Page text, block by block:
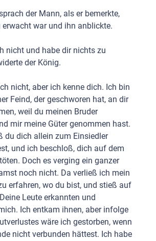
der Mann, als er bemerkte,
war und ihn anblickte.
nicht und habe dir nichts zu
der König.
nicht, aber ich kenne dich. Ich bin
Feind, der geschworen hat, an dir
weil du meinen Bruder
mir meine Güter genommen hast.
du dich allein zum Einsiedler
und ich beschloß, dich auf dem
Doch es verging ein ganzer
noch nicht. Da verließ ich mein
erfahren, wo du bist, und stieß auf
Leute erkannten und
Ich entkam ihnen, aber infolge
wäre ich gestorben, wenn
nicht verbunden hättest. Ich habe